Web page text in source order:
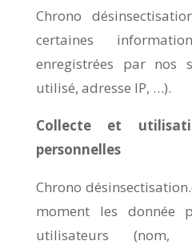
Chrono
certaines
enregistrées par nos
utilisé, adresse IP, …).
Collecte et
personnelles
Chrono
moment les donnée
utilisateurs (nom,